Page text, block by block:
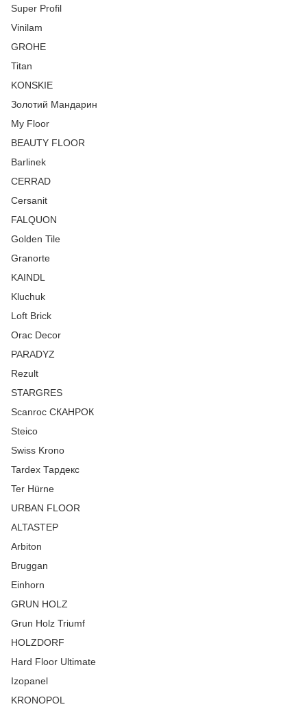
Super Profil
Vinilam
GROHE
Titan
KONSKIE
Золотий Мандарин
My Floor
BEAUTY FLOOR
Barlinek
CERRAD
Cersanit
FALQUON
Golden Tile
Granorte
KAINDL
Kluchuk
Loft Brick
Orac Decor
PARADYZ
Rezult
STARGRES
Scanroc СКАНРОК
Steico
Swiss Krono
Tardex Тардекс
Ter Hürne
URBAN FLOOR
ALTASTEP
Arbiton
Bruggan
Einhorn
GRUN HOLZ
Grun Holz Triumf
HOLZDORF
Hard Floor Ultimate
Izopanel
KRONOPOL